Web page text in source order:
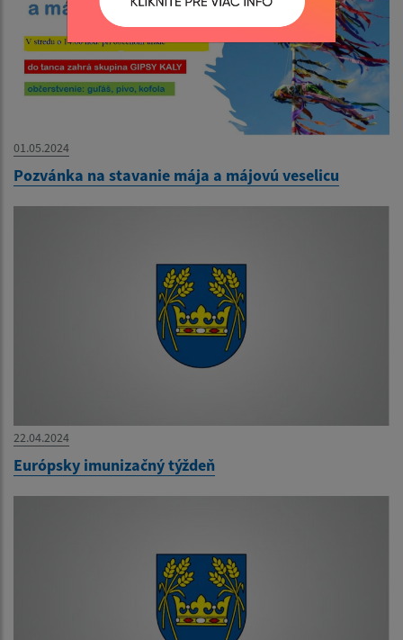
01.05.2024
Pozvánka na stavanie mája a májovú veselicu
22.04.2024
Európsky imunizačný týždeň